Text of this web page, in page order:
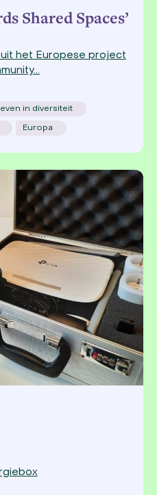
Shared Spaces’
uit het Europese project
in diversiteit
Europa